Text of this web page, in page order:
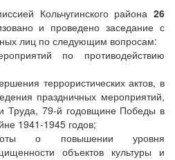
Кольчугинского района 26
и проведено заседание с
лиц по следующим вопросам:
по противодействию
террористических актов, в
праздничных мероприятий,
Труда, 79-й годовщине Победы в
1941-1945 годов;
о повышении уровня
объектов культуры и